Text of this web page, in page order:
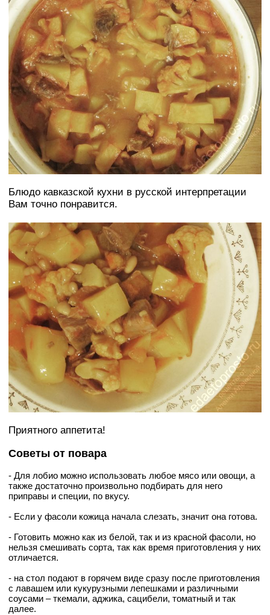
Блюдо кавказской кухни в русской интерпретации
Вам точно понравится.
Приятного аппетита!
Советы от повара
- Для лобио можно использовать любое мясо или овощи, а
также достаточно произвольно подбирать для него
приправы и специи, по вкусу.
- Если у фасоли кожица начала слезать, значит она готова.
- Готовить можно как из белой, так и из красной фасоли, но
нельзя смешивать сорта, так как время приготовления у них
отличается.
- на стол подают в горячем виде сразу после приготовления
с лавашем или кукурузными лепешками и различными
соусами – ткемали, аджика, сацибели, томатный и так
далее.